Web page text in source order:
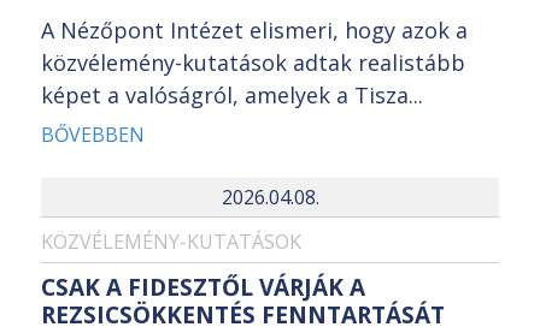
A Nézőpont Intézet elismeri, hogy azok a
közvélemény-kutatások adtak realistább
képet a valóságról, amelyek a Tisza...
BŐVEBBEN
2026.04.08.
KÖZVÉLEMÉNY-KUTATÁSOK
CSAK A FIDESZTŐL VÁRJÁK A
REZSICSÖKKENTÉS FENNTARTÁSÁT